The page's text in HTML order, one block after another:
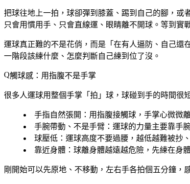
把球往地上一拍，球卻彈到膝蓋、踢到自己的腳，
只會用慣用手、只會直線運、眼睛離不開球。等到實
運球真正難的不是花俏，而是「在有人逼防、自己還
一階段該練什麼、怎麼判斷自己練到位了沒。
觸球感：用指腹不是手掌
很多人運球用整個手掌「拍」球，球碰到手的時間很
手指自然張開 ：用指腹接觸球，手掌心微微
手腕帶動、不是手臂 ：運球的力量主要靠手
球壓低 ：運球高度不要過腰，越低越難被抄
靠近身體 ：球離身體越遠越危險，先練在身
剛開始可以先原地、不移動，左右手各拍個五分鐘，